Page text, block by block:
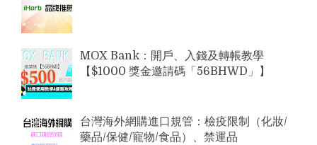
MOX Bank：開戶、入錢及轉帳教學
【$1000 獎金邀請碼「56BHWD」】
台灣海外網購進口規管：檢疫限制（化妝/
藥品/保健/寵物/食品）、禁運品